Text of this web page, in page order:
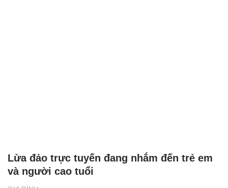
Lừa đảo trực tuyến đang nhắm đến trẻ em
và người cao tuổi